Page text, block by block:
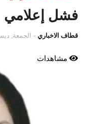
فشل إعلامي
قطاف الاخباري - الجمعة, ديسمبر
مشاهدات